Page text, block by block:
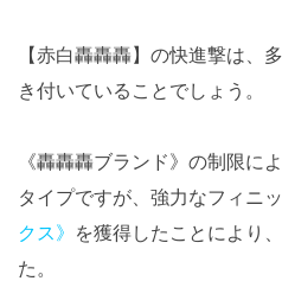
【赤白轟轟轟】の快進撃は、
き付いていることでしょう。
《轟轟轟ブランド》の制限に
タイプですが、強力なフィニ
クス》 を獲得したことにより
た。